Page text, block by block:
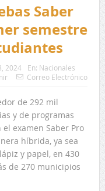
Saber
semestre
2024 En: Nacionales
Correo Electrónico
de 292 mil
y de programas
examen Saber Pro
híbrida, ya sea
y papel, en 430
de 270 municipios